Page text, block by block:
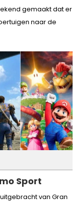
gemaakt dat er
naar de
Sport
van Gran